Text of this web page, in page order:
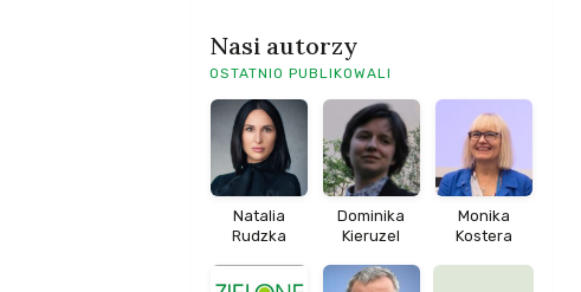
Nasi autorzy
OSTATNIO PUBLIKOWALI
Natalia
Rudzka
Dominika
Kieruzel
Monika
Kostera